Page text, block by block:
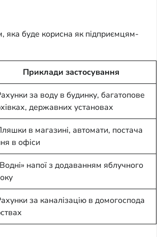
яка буде корисна як підприємцям-
Приклади застосування
за воду в будинку, багатопове
державних установах
в магазині, автомати, постача
в офіси
напої з додаванням яблучного
за каналізацію в домогоспода